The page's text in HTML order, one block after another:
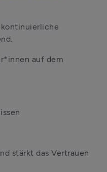
kontinuierliche
auf dem
stärkt das Vertrauen